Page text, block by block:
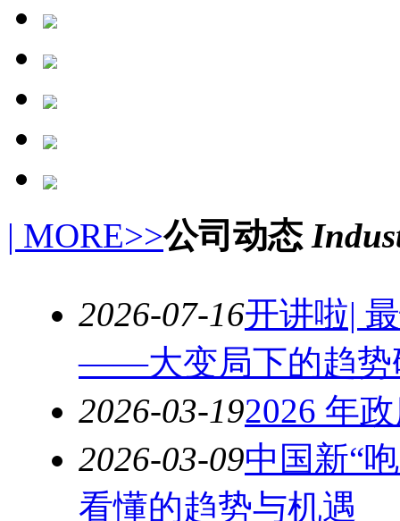
| MORE>>公司动态
2026-07-16开讲啦|
——大变局下的趋势
2026-03-192026 年
2026-03-09中国新“
看懂的趋势与机遇